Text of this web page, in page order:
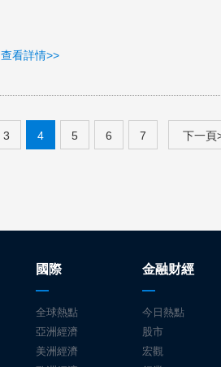
查看詳情>>
3 4 5 6 7 下一頁
國際
全球熱點
亞洲經濟
美洲經濟
金融财經
今日熱點
股市
宏觀